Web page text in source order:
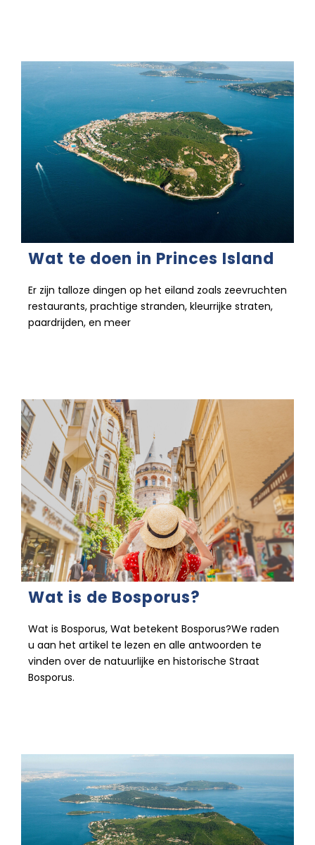
Wat te doen in Princes Island
Er zijn talloze dingen op het eiland zoals zeevruchten
restaurants, prachtige stranden, kleurrijke straten,
paardrijden, en meer
Wat is de Bosporus?
Wat is Bosporus, Wat betekent Bosporus?We raden
u aan het artikel te lezen en alle antwoorden te
vinden over de natuurlijke en historische Straat
Bosporus.